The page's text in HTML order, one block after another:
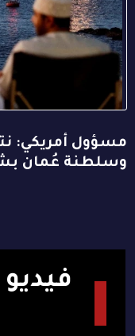
مسؤول أمريكي:
وسلطنة عُمان
فيديو